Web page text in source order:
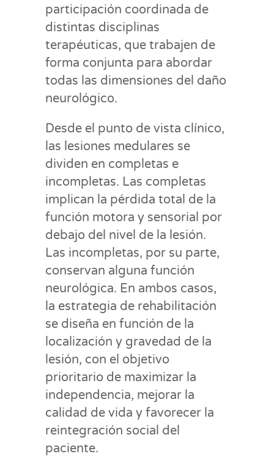
participación coordinada de
distintas disciplinas
terapéuticas, que trabajen de
forma conjunta para abordar
todas las dimensiones del daño
neurológico.
Desde el punto de vista clínico,
las lesiones medulares se
dividen en completas e
incompletas. Las completas
implican la pérdida total de la
función motora y sensorial por
debajo del nivel de la lesión.
Las incompletas, por su parte,
conservan alguna función
neurológica. En ambos casos,
la estrategia de rehabilitación
se diseña en función de la
localización y gravedad de la
lesión, con el objetivo
prioritario de maximizar la
independencia, mejorar la
calidad de vida y favorecer la
reintegración social del
paciente.